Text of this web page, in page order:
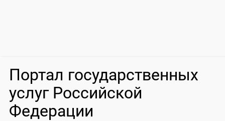
Портал государственных
услуг Российской
Федерации